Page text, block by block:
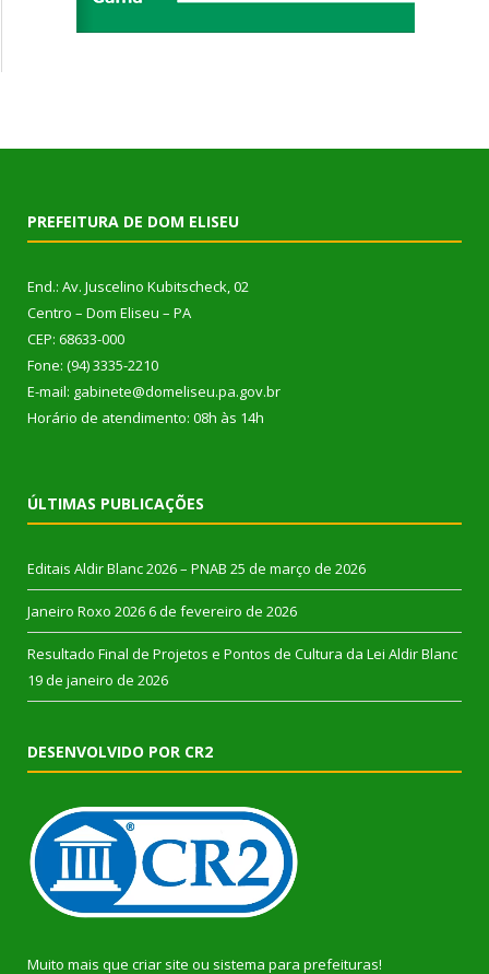
PREFEITURA DE DOM ELISEU
End.: Av. Juscelino Kubitscheck, 02
Centro – Dom Eliseu – PA
CEP: 68633-000
Fone: (94) 3335-2210
E-mail: gabinete@domeliseu.pa.gov.br
Horário de atendimento: 08h às 14h
ÚLTIMAS PUBLICAÇÕES
Editais Aldir Blanc 2026 – PNAB 25 de março de 2026
Janeiro Roxo 2026 6 de fevereiro de 2026
Resultado Final de Projetos e Pontos de Cultura da Lei Aldir Blanc
19 de janeiro de 2026
DESENVOLVIDO POR CR2
Muito mais que criar site ou sistema para prefeituras!